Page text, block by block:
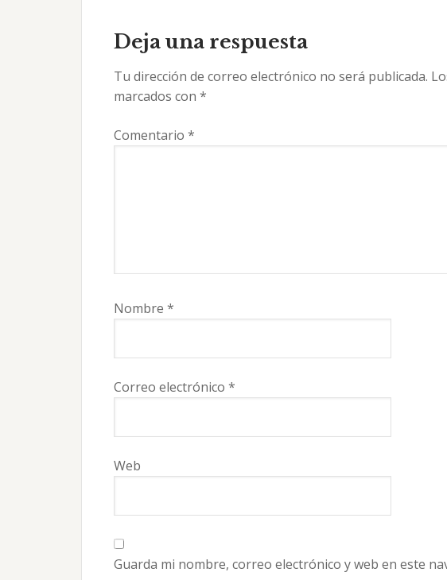
con
los
lectores
Deja una respuesta
Tu dirección de correo electrónico no será publicada.
marcados con *
Comentario *
Nombre *
Correo electrónico *
Web
Guarda mi nombre, correo electrónico y web en este